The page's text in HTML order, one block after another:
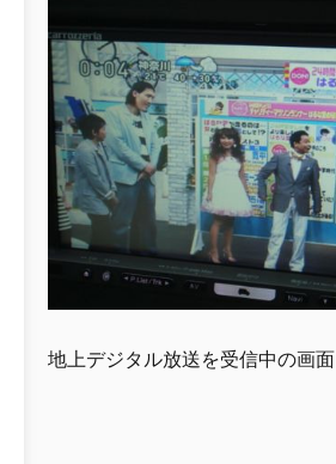
地上デジタル放送を受信中の画面